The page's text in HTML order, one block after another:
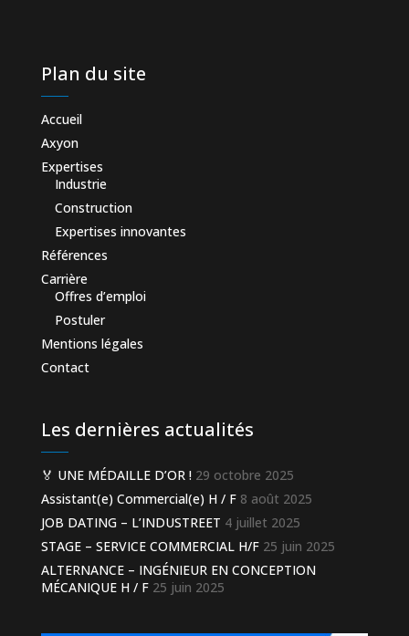
Plan du site
Accueil
Axyon
Expertises
Industrie
Construction
Expertises innovantes
Références
Carrière
Offres d’emploi
Postuler
Mentions légales
Contact
Les dernières actualités
🏅 UNE MÉDAILLE D’OR ! 29 octobre 2025
Assistant(e) Commercial(e) H / F 8 août 2025
JOB DATING – L’INDUSTREET 4 juillet 2025
STAGE – SERVICE COMMERCIAL H/F 25 juin 2025
ALTERNANCE – INGÉNIEUR EN CONCEPTION
MÉCANIQUE H / F 25 juin 2025